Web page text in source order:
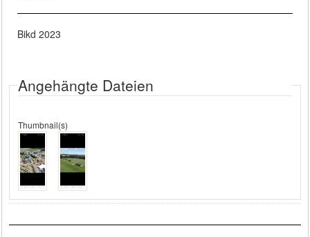
Bikd 2023
Angehängte Dateien
Thumbnail(s)